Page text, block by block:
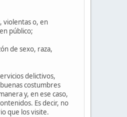
violentas o, en
público;
de sexo, raza,
delictivos,
costumbres
y, en ese caso,
Es decir, no
que los visite.